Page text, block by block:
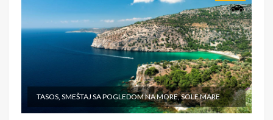
TASOS, SMEŠTAJ SA POGLEDOM NA MORE, SOLE MARE